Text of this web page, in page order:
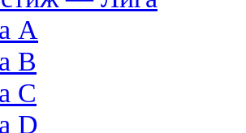
A
B
C
D